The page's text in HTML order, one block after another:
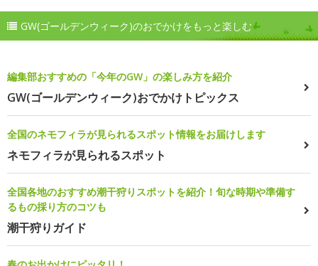
GW(ゴールデンウィーク)のおでかけをもっと楽しむ
編集部おすすめの「今年のGW」の楽しみ方を紹介
GW(ゴールデンウィーク)おでかけトピックス
全国のネモフィラが見られるスポット情報をお届けします
ネモフィラが見られるスポット
全国各地のおすすめ潮干狩りスポットを紹介！旬な時期や準備す
るもの採り方のコツも
潮干狩りガイド